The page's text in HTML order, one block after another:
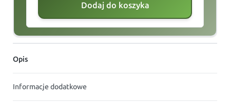
Dodaj do koszyka
Opis
Informacje dodatkowe